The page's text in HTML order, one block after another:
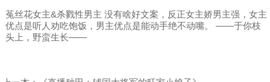
菟丝花女主&杀戮性男主 没有啥好文案，反正女主娇男主强，女主
优点是听人劝吃饱饭，男主优点是能动手绝不动嘴。 ——于你枝
头上，野蛮生长——